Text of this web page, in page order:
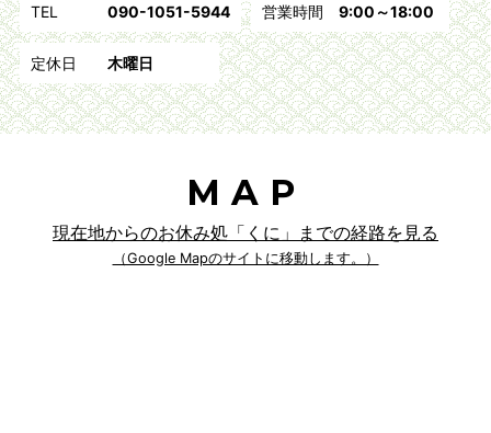
TEL 090-1051-5944 営業時間 9:00～18:00
定休日 木曜日
MAP
現在地からのお休み処「くに」までの経路を見る
（Google Mapのサイトに移動します。）